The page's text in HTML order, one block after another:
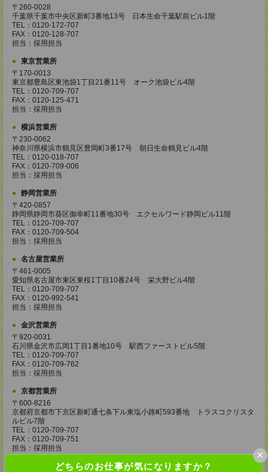
どちらのお仕事が気になりますか？
×
〒260-0028
千葉県千葉市中央区新町3番地13号 日本生命千葉駅前ビル1階
TEL：0120-172-707
FAX：0120-128-707
担当：採用担当
東京営業所
〒170-0013
東京都豊島区東池袋1丁目21番11号 オーク池袋ビル4階
TEL：0120-709-707
FAX：0120-125-471
担当：採用担当
横浜営業所
〒230-0062
神奈川県横浜市鶴見区豊岡町3番17号 朝日生命鶴見ビル4階
TEL：0120-018-707
FAX：0120-709-006
担当：採用担当
静岡営業所
〒420-0857
静岡県静岡市葵区御幸町11番地30号 エクセルワード静岡ビル11階
TEL：0120-709-707
FAX：0120-709-504
担当：採用担当
名古屋営業所
〒461-0005
愛知県名古屋市東区東桜1丁目10番24号 栄大野ビル4階
TEL：0120-709-707
FAX：0120-992-541
担当：採用担当
金沢営業所
〒920-0031
石川県金沢市広岡1丁目1番地10号 駅西ファーストビル5階
TEL：0120-709-707
FAX：0120-709-762
担当：採用担当
京都営業所
〒600-8216
京都府京都市下京区新町通七条下ル東塩小路町593番地 トラスコクリスタ
ルビル7階
TEL：0120-709-707
FAX：0120-709-751
担当：採用担当
大阪営業所